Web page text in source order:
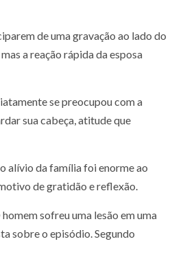
de uma gravação ao lado do
a reação rápida da esposa
se preocupou com a
sua cabeça, atitude que
alívio da família foi enorme ao
de gratidão e reflexão.
sofreu uma lesão em uma
sobre o episódio. Segundo